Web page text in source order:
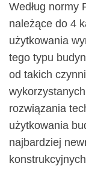
Według normy
należące do 4
użytkowania
tego typu
od takich
rozwiązania
użytkowania
najbardziej